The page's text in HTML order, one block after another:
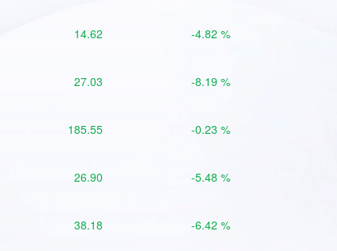
14.62 -4.82 %
27.03 -8.19 %
185.55 -0.23 %
26.90 -5.48 %
38.18 -6.42 %